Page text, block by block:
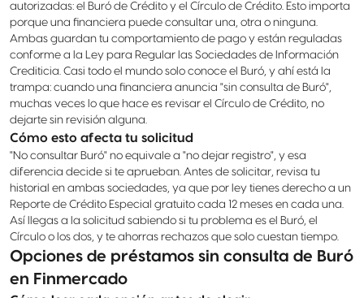
autorizadas: el Buró de Crédito y el Círculo de Crédito. Esto importa
porque una financiera puede consultar una, otra o ninguna.
Ambas guardan tu comportamiento de pago y están reguladas
conforme a la Ley para Regular las Sociedades de Información
Crediticia. Casi todo el mundo solo conoce el Buró, y ahí está la
trampa: cuando una financiera anuncia "sin consulta de Buró",
muchas veces lo que hace es revisar el Círculo de Crédito, no
dejarte sin revisión alguna.
Cómo esto afecta tu solicitud
"No consultar Buró" no equivale a "no dejar registro", y esa
diferencia decide si te aprueban. Antes de solicitar, revisa tu
historial en ambas sociedades, ya que por ley tienes derecho a un
Reporte de Crédito Especial gratuito cada 12 meses en cada una.
Así llegas a la solicitud sabiendo si tu problema es el Buró, el
Círculo o los dos, y te ahorras rechazos que solo cuestan tiempo.
Opciones de préstamos sin consulta de Buró
en Finmercado